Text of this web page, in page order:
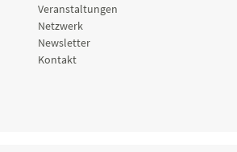
Veranstaltungen
Netzwerk
Newsletter
Kontakt